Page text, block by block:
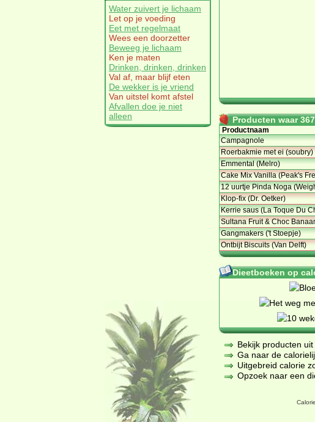
Water zuivert je lichaam
Let op je voeding
Eet met regelmaat
Wees een doorzetter
Beweeg je lichaam
Ken je maten
Drinken, drinken, drinken
Val af, maar blijf eten
De wekker is je vriend
Van uitstel komt afstel
Afvallen doe je niet
alleen
Producten waar
Productnaam
Campagnole
Roerbakmie met ei (soubry)
Emmental (Melro)
Cake Mix Vanilla (Peak's
12 uurtje Pinda Noga
Klop-fix (Dr. Oetker)
Kerrie saus (La Toque Du
Sultana Fruit & Choc
Gangmakers ('t Stoepje)
Ontbijt Biscuits (Van Delft)
Dieetboeken op
Bekijk producten
Ga naar de
Uitgebreid calorie
Opzoek naar een